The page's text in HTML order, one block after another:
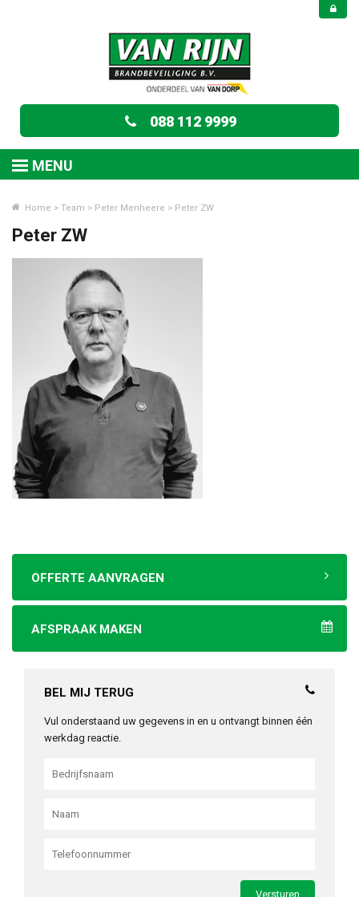
088 112 9999
MENU
Home > Team > Peter Menheere > Peter ZW
Peter ZW
OFFERTE AANVRAGEN
AFSPRAAK MAKEN
BEL MIJ TERUG
Vul onderstaand uw gegevens in en u ontvangt binnen één
werkdag reactie.